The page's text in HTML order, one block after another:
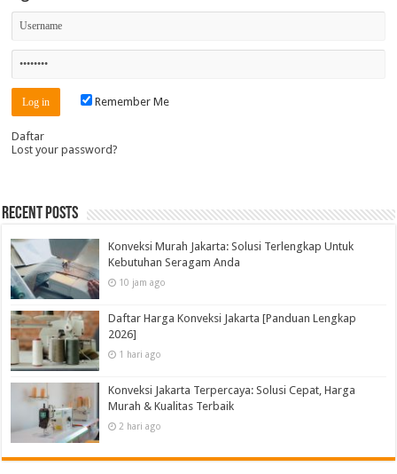
Remember Me
Daftar
Lost your password?
Recent Posts
Konveksi Murah Jakarta: Solusi Terlengkap Untuk
Kebutuhan Seragam Anda
10 jam ago
Daftar Harga Konveksi Jakarta [Panduan Lengkap
2026]
1 hari ago
Konveksi Jakarta Terpercaya: Solusi Cepat, Harga
Murah & Kualitas Terbaik
2 hari ago